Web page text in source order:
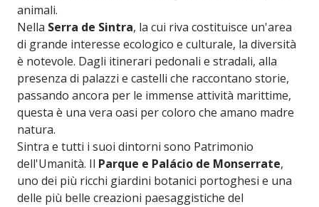
animali.
Nella Serra de Sintra, la cui riva costituisce un'area
di grande interesse ecologico e culturale, la diversità
è notevole. Dagli itinerari pedonali e stradali, alla
presenza di palazzi e castelli che raccontano storie,
passando ancora per le immense attività marittime,
questa è una vera oasi per coloro che amano madre
natura.
Sintra e tutti i suoi dintorni sono Patrimonio
dell'Umanità. Il Parque e Palácio de Monserrate,
uno dei più ricchi giardini botanici portoghesi e una
delle più belle creazioni paesaggistiche del